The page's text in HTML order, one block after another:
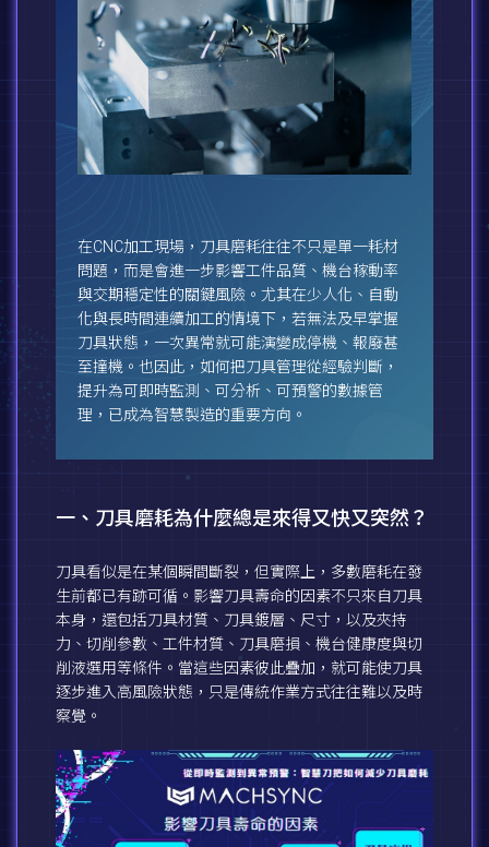
在CNC加工現場，刀具磨耗往往不只是單一耗材
問題，而是會進一步影響工件品質、機台稼動率
與交期穩定性的關鍵風險。尤其在少人化、自動
化與長時間連續加工的情境下，若無法及早掌握
刀具狀態，一次異常就可能演變成停機、報廢甚
至撞機。也因此，如何把刀具管理從經驗判斷，
提升為可即時監測、可分析、可預警的數據管
理，已成為智慧製造的重要方向。
一、刀具磨耗為什麼總是來得又快又突然？
刀具看似是在某個瞬間斷裂，但實際上，多數磨耗在發
生前都已有跡可循。影響刀具壽命的因素不只來自刀具
本身，還包括刀具材質、刀具鍍層、尺寸，以及夾持
力、切削參數、工件材質、刀具磨損、機台健康度與切
削液選用等條件。當這些因素彼此疊加，就可能使刀具
逐步進入高風險狀態，只是傳統作業方式往往難以及時
察覺。